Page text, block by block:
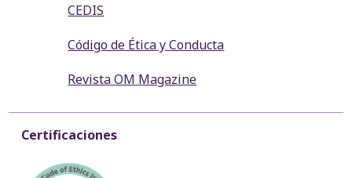
CEDIS
Código de Ética y Conducta
Revista OM Magazine
Certificaciones